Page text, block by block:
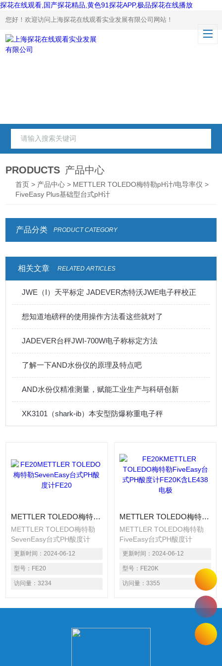
探花在线观看,国产探花精品,黄色91探花APP,极品探花在线播放
您好！欢迎访问上海探花在线观看实业发展有限公司网站！
PRODUCTS 产品中心
首页 > 产品中心 > METTLER TOLEDO梅特勒pH计/电导率仪 >
FiveEasy Plus基础型台式pH计
产品分类 PRODUCT CATEGORY
相关文章 RELATED ARTICLES
JWE（I）天平标定 JADEVER杰特沃JWE电子秤校正
想知道地磅秤的使用操作方法看这些就对了
JADEVER台秤JWI-700W电子称标定方法
了解一下AND水份仪的原理及特点吧
AND水份仪精准测量，赋能工业生产与科研创新
XK3101（shark-ib）本安型防爆称重电子秤
METTLER TOLEDO梅特勒SevenEasy台式PH酸度计FE20
METTLER TOLEDO梅特勒
SevenEasy台式PH酸度计
FE20 Five系列台式pH计是
Delta320的升级版。FE20K含
FiveEasy Plus pH主机，
LE438电极、电极支架、缓冲
液等 产品介绍? 可一键完成校
换；? 校准方式方便灵活，可
更新时间： 2024-06-12
型号： FE20
访问量： 3234
METTLER TOLEDO梅特勒FiveEasy台式PH酸度计FE20K含LE438电极
METTLER TOLEDO梅特勒
FiveEasy台式PH酸度计
FE20K含LE438电极Five系列
台式pH计是Delta320的升级
版。FE20K含FiveEasy Plus
pH主机，LE438电极、电极
支架、缓冲液等 产品介绍• 可
一键完成校准、测量以及测量
模式的切换；• 校准方式方便
灵活，可选择1点、2点或3点
校准，自动识别缓冲液；
更新时间： 2024-06-12
型号： FE20K
访问量： 3355